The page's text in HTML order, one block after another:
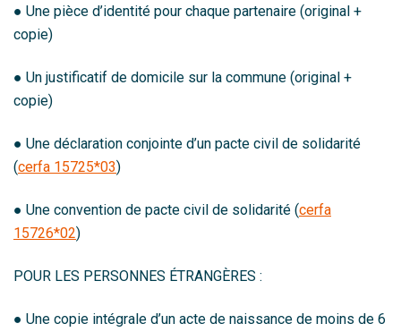
● Une pièce d’identité pour chaque partenaire (original +
copie)
● Un justificatif de domicile sur la commune (original +
copie)
● Une déclaration conjointe d’un pacte civil de solidarité
(cerfa 15725*03)
● Une convention de pacte civil de solidarité (cerfa
15726*02)
POUR LES PERSONNES ÉTRANGÈRES :
● Une copie intégrale d’un acte de naissance de moins de 6